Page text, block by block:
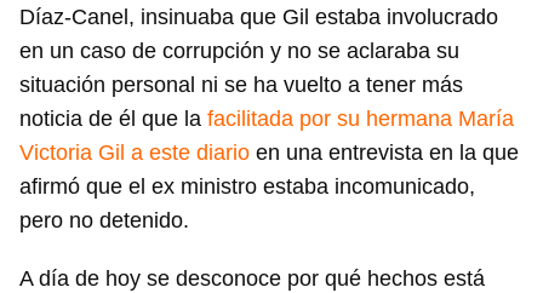
Díaz-Canel, insinuaba que Gil estaba involucrado
en un caso de corrupción y no se aclaraba su
situación personal ni se ha vuelto a tener más
noticia de él que la facilitada por su hermana María
Victoria Gil a este diario en una entrevista en la que
afirmó que el ex ministro estaba incomunicado,
pero no detenido.
A día de hoy se desconoce por qué hechos está